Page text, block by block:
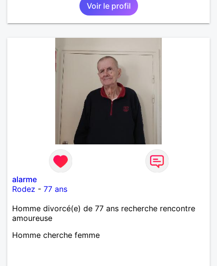
Voir le profil
alarme
Rodez - 77 ans
Homme divorcé(e) de 77 ans recherche rencontre
amoureuse
Homme cherche femme